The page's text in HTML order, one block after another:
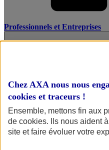
Professionnels et Entreprises
Chez AXA nous nous
cookies et traceurs !
Ensemble, mettons fin aux
de cookies. Ils nous aident
site et faire évoluer votre